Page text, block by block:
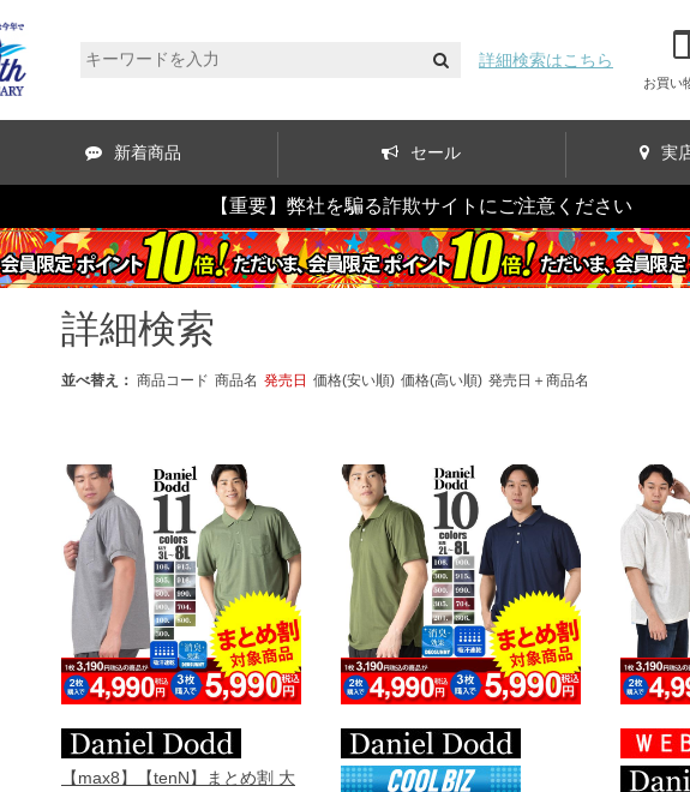
詳細検索はこちら
お買い
新着商品 セール 実
【重要】弊社を騙る詐欺サイトにご注意ください
詳細検索
並べ替え： 商品コード 商品名 発売日 価格(安い順) 価格(高い順) 発売日＋商品名
【max8】【tenN】まとめ割 大